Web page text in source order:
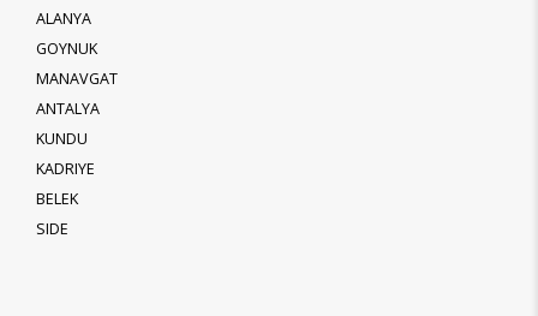
ALANYA
GOYNUK
MANAVGAT
ANTALYA
KUNDU
KADRIYE
BELEK
SIDE